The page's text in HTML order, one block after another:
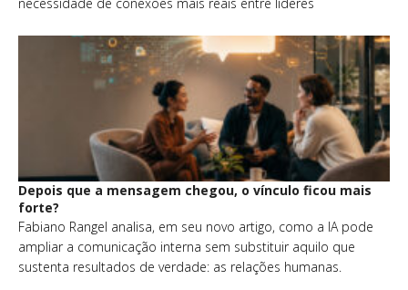
Depois que a mensagem chegou, o vínculo ficou mais
forte?
Fabiano Rangel analisa, em seu novo artigo, como a IA pode
ampliar a comunicação interna sem substituir aquilo que
sustenta resultados de verdade: as relações humanas.